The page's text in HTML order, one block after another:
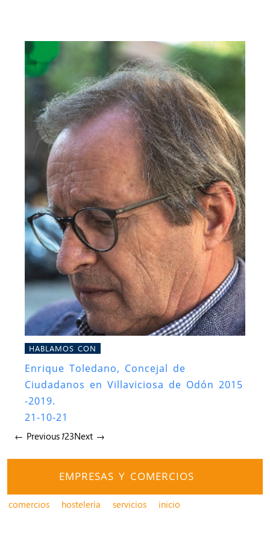
HABLAMOS CON
Enrique Toledano, Concejal de
Ciudadanos en Villaviciosa de Odón 2015
-2019.
21-10-21
← Previous123Next →
EMPRESAS Y COMERCIOS
comercios hostelería servicios inicio